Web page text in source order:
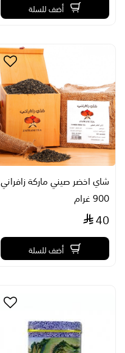
أضف للسلة
شاي اخضر صيني ماركة زافراني
900 غرام
40
أضف للسلة